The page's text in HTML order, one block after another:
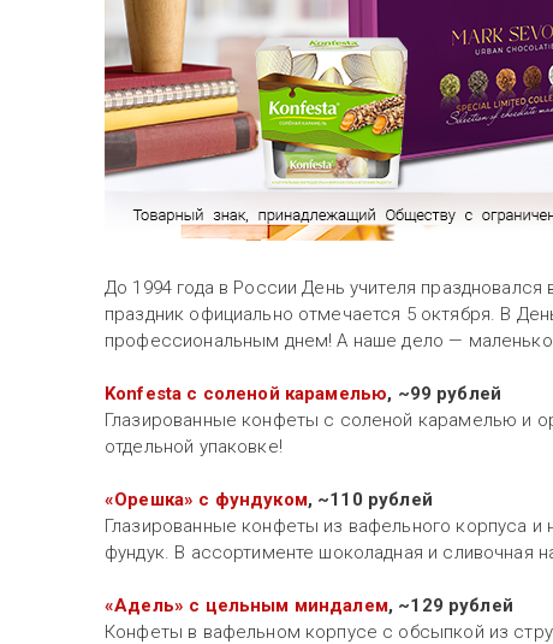
До 1994 года в России День учителя
праздник официально отмечается 5 октября. В
профессиональным днем! А наше дело —
Konfesta с соленой карамелью, ~99 рублей
Глазированные конфеты с соленой карамелью и
отдельной упаковке!
«Орешка» с фундуком, ~110 рублей
Глазированные конфеты из вафельного корпуса
фундук. В ассортименте шоколадная и сливочная
«Адель» с цельным миндалем, ~129 рублей
Конфеты в вафельном корпусе с обсыпкой из